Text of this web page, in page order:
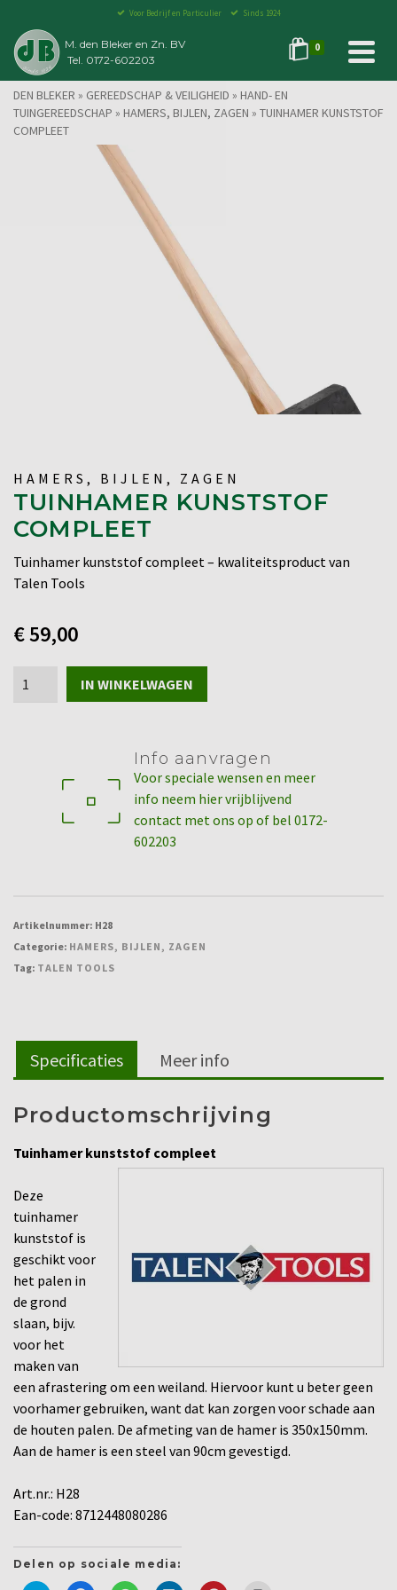
Voor Bedrijf en Particulier Sinds 1924
M. den Bleker en Zn. BV
Tel. 0172-602203
0
DEN BLEKER » GEREEDSCHAP & VEILIGHEID » HAND- EN
TUINGEREEDSCHAP » HAMERS, BIJLEN, ZAGEN » TUINHAMER KUNSTSTOF
COMPLEET
HAMERS, BIJLEN, ZAGEN
TUINHAMER KUNSTSTOF
COMPLEET
Tuinhamer kunststof compleet – kwaliteitsproduct van
Talen Tools
€59,00
Tuinhamer
IN WINKELWAGEN
Info aanvragen
Voor speciale wensen en meer
info neem hier vrijblijvend
contact met ons op of bel 0172-
602203
Artikelnummer: H28
Categorie: HAMERS, BIJLEN, ZAGEN
Tag: TALEN TOOLS
Specificaties Meer info
Productomschrijving
Tuinhamer kunststof compleet
Deze
tuinhamer
kunststof is
geschikt voor
het palen in
de grond
slaan, bijv.
voor het
maken van
een afrastering om een weiland. Hiervoor kunt u beter geen
voorhamer gebruiken, want dat kan zorgen voor schade aan
de houten palen. De afmeting van de hamer is 350x150mm.
Aan de hamer is een steel van 90cm gevestigd.
Art.nr.: H28
Ean-code: 8712448080286
Delen op sociale media: